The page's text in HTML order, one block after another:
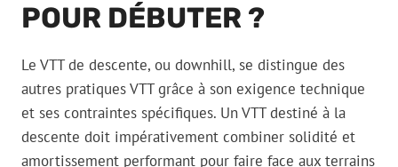
POUR DÉBUTER ?
Le VTT de descente, ou downhill, se distingue des
autres pratiques VTT grâce à son exigence technique
et ses contraintes spécifiques. Un VTT destiné à la
descente doit impérativement combiner solidité et
amortissement performant pour faire face aux terrains